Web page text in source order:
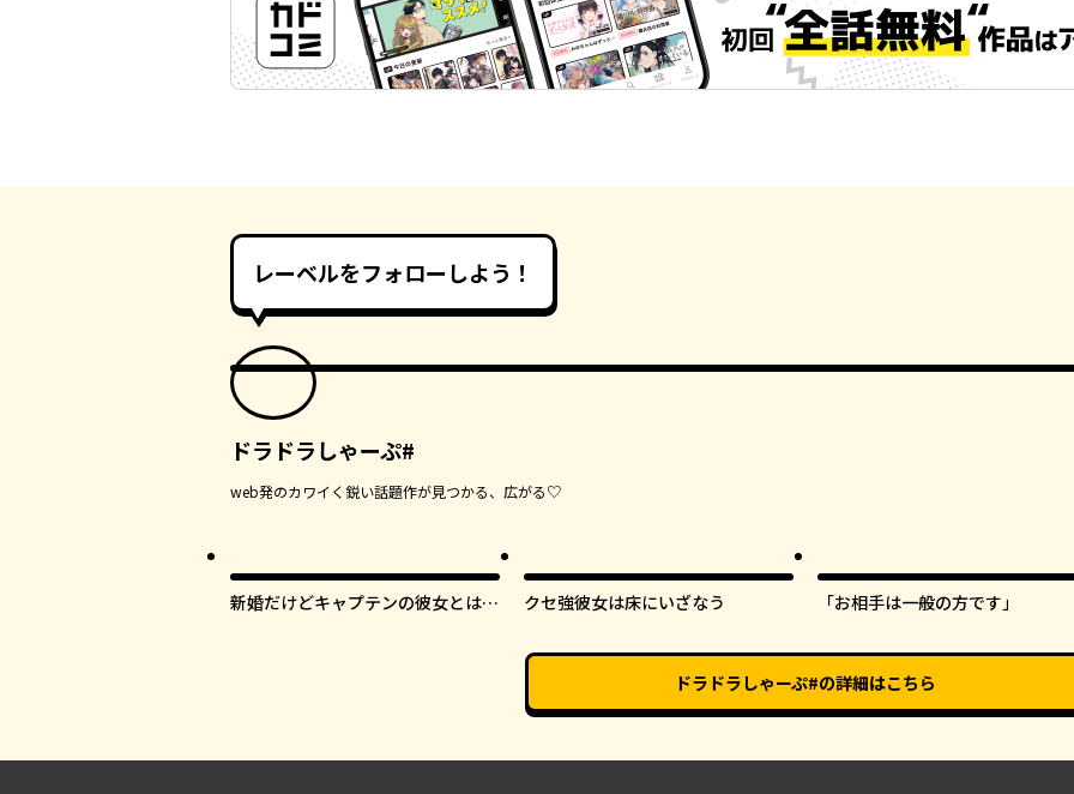
レーベルをフォローしよう！
ドラドラしゃーぷ#
web発のカワイく鋭い話題作が見つかる、広がる♡
新婚だけどキャプテンの彼女とはま
クセ強彼女は床にいざなう 「お相手は一般の方です」
ドラドラしゃーぷ#の詳細はこちら